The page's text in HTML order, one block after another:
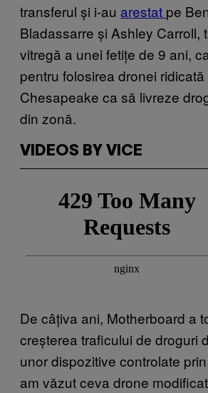
transferul și i-au arestat pe
Bladassarre și Ashley Carroll,
vitregă a unei fetițe de 9 ani,
pentru folosirea dronei
Chesapeake ca să livreze
din zonă.
VIDEOS BY VICE
De câțiva ani, Motherboard a
creșterea traficului de droguri
unor dispozitive controlate
am văzut ceva drone